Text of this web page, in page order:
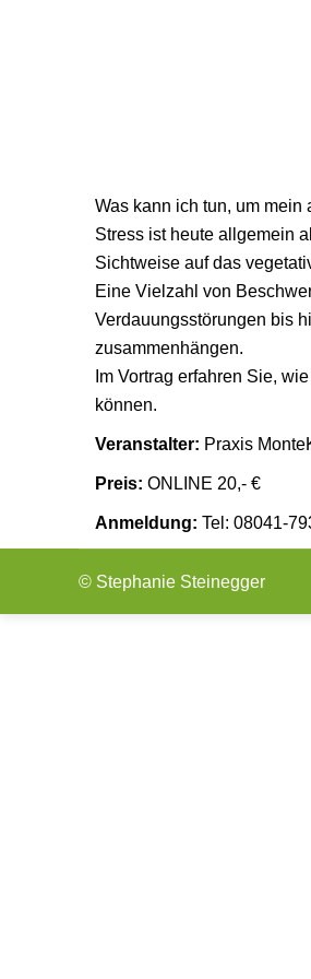
Was kann ich tun, um
Stress ist heute allgemein
Sichtweise auf das
Eine Vielzahl von
Verdauungsstörungen bis
zusammenhängen.
Im Vortrag erfahren Sie,
können.
Veranstalter: Praxis
Preis: ONLINE 20,- €
Anmeldung: Tel: 08041-
© Stephanie Steinegger